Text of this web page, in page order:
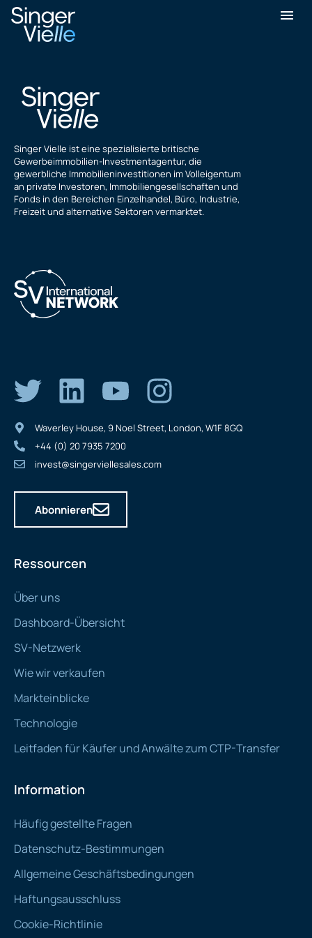
Nick Bashford
Singer Vielle ist eine spezialisierte britische
Gewerbeimmobilien-Investmentagentur, die
gewerbliche Immobilieninvestitionen im Volleigentum
an private Investoren, Immobiliengesellschaften und
Fonds in den Bereichen Einzelhandel, Büro, Industrie,
Freizeit und alternative Sektoren vermarktet.
Ressourcen
Über uns
Dashboard-Übersicht
SV-Netzwerk
Wie wir verkaufen
Markteinblicke
Technologie
Leitfaden für Käufer und Anwälte zum CTP-Transfer
Information
Häufig gestellte Fragen
Datenschutz-Bestimmungen
Allgemeine Geschäftsbedingungen
Haftungsausschluss
Cookie-Richtlinie
Waverley House, 9 Noel Street, London, W1F 8GQ
+44 (0) 20 7935 7200
invest@singerviellesales.com
Abonnieren